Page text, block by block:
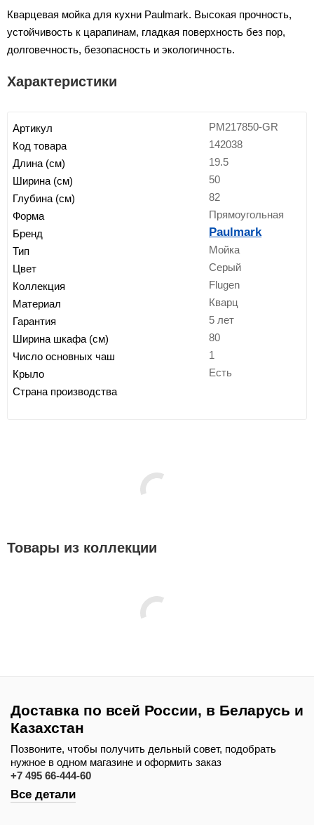
Кварцевая мойка для кухни Paulmark. Высокая прочность,
устойчивость к царапинам, гладкая поверхность без пор,
долговечность, безопасность и экологичность.
Характеристики
Артикул PM217850-GR
Код товара 142038
Длина (см) 19.5
Ширина (см) 50
Глубина (см) 82
Форма Прямоугольная
Бренд Paulmark
Тип Мойка
Цвет Серый
Коллекция Flugen
Материал Кварц
Гарантия 5 лет
Ширина шкафа (см) 80
Число основных чаш 1
Крыло Есть
Страна производства
Товары из коллекции
Доставка по всей России, в Беларусь и
Казахстан
Позвоните, чтобы получить дельный совет, подобрать
нужное в одном магазине и оформить заказ
+7 495 66-444-60
Все детали